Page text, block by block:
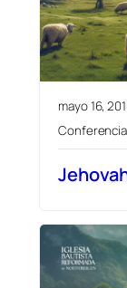
mayo 16,